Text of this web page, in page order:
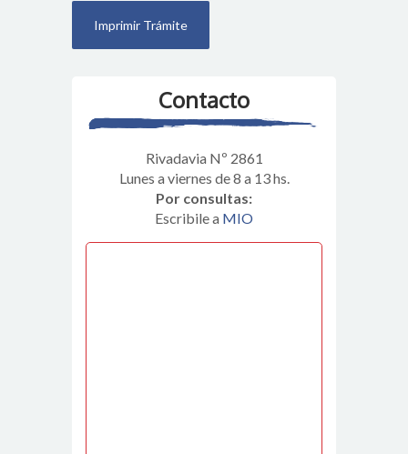
Contacto
Rivadavia Nº 2861
Lunes a viernes de 8 a 13 hs.
Por consultas:
Escribile a MIO